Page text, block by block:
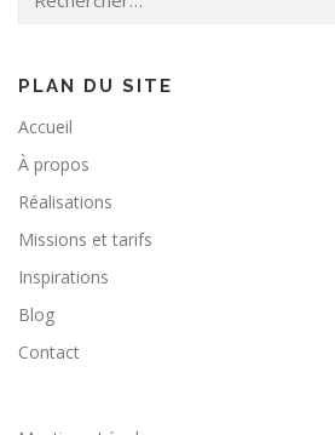
PLAN DU SITE
Accueil
À propos
Réalisations
Missions et tarifs
Inspirations
Blog
Contact